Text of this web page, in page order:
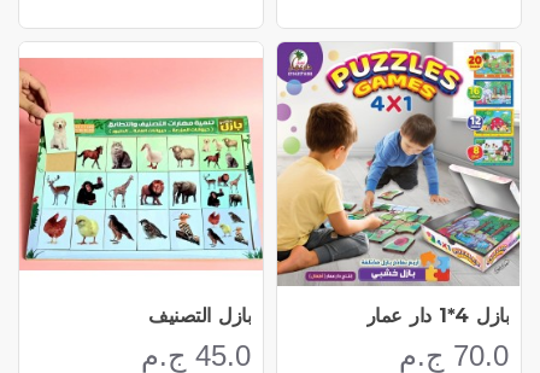
بازل 4*1 دار عمار
70.0 ج.م
بازل التصنيف
45.0 ج.م